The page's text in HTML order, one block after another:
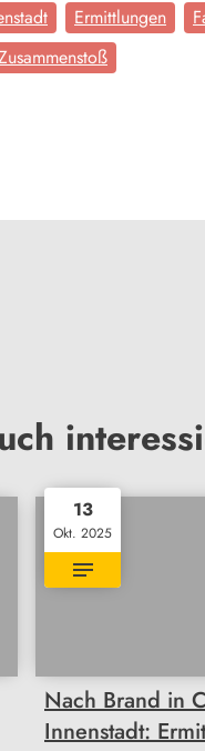
Ermittlungen
13
Okt. 2025
Nach Brand in
Innenstadt: